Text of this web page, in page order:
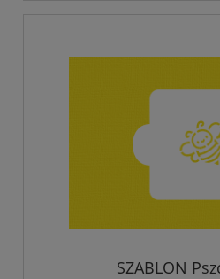
SZABLON